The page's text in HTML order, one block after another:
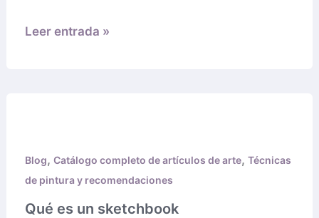
Leer entrada »
Blog, Catálogo completo de artículos de arte, Técnicas
de pintura y recomendaciones
Qué es un sketchbook
sketchbook